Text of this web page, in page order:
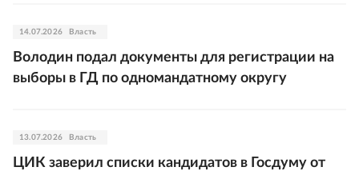
14.07.2026 Власть
Володин подал документы для регистрации на
выборы в ГД по одномандатному округу
13.07.2026 Власть
ЦИК заверил списки кандидатов в Госдуму от